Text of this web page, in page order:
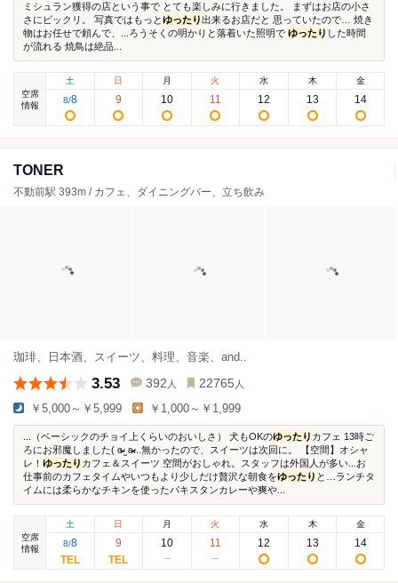
ミシュラン獲得の店という事で とても楽しみに行きました。 まずはお店の小さ
さにビックリ。 写真ではもっとゆったり出来るお店だと 思っていたので… 焼き
物はお任せで頼んで、...ろうそくの明かりと落着いた照明で ゆったり した時間
が流れる 焼鳥は絶品...
空席
情報
土
8/8
日
9
月
10
火
11
水
12
木
13
金
14
TONER
不動前駅 393m / カフェ、ダイニングバー、立ち飲み
珈琲、日本酒、スイーツ、料理、音楽、and..
3.53 392 人 22765 人
￥5,000～￥5,999 ￥1,000～￥1,999
...（ベーシックのチョイ上くらいのおいしさ） 犬もOKのゆったり カフェ 13時ご
ろにお邪魔しました( ɞ̴̶̷ ̫ ʚ̴̶̷̷...無かったので、スイーツは次回に。 【空間】オシャ
レ！ ゆったり カフェ＆スイーツ 空間がおしゃれ。スタッフは外国人が多い...お
仕事前のカフェタイムやいつもより少しだけ贅沢な朝食をゆったり と…ランチタ
イムには柔らかなチキンを使ったパキスタンカレーや爽や...
空席
情報
土
8/8
日
9
月
10
火
11
水
12
木
13
金
14